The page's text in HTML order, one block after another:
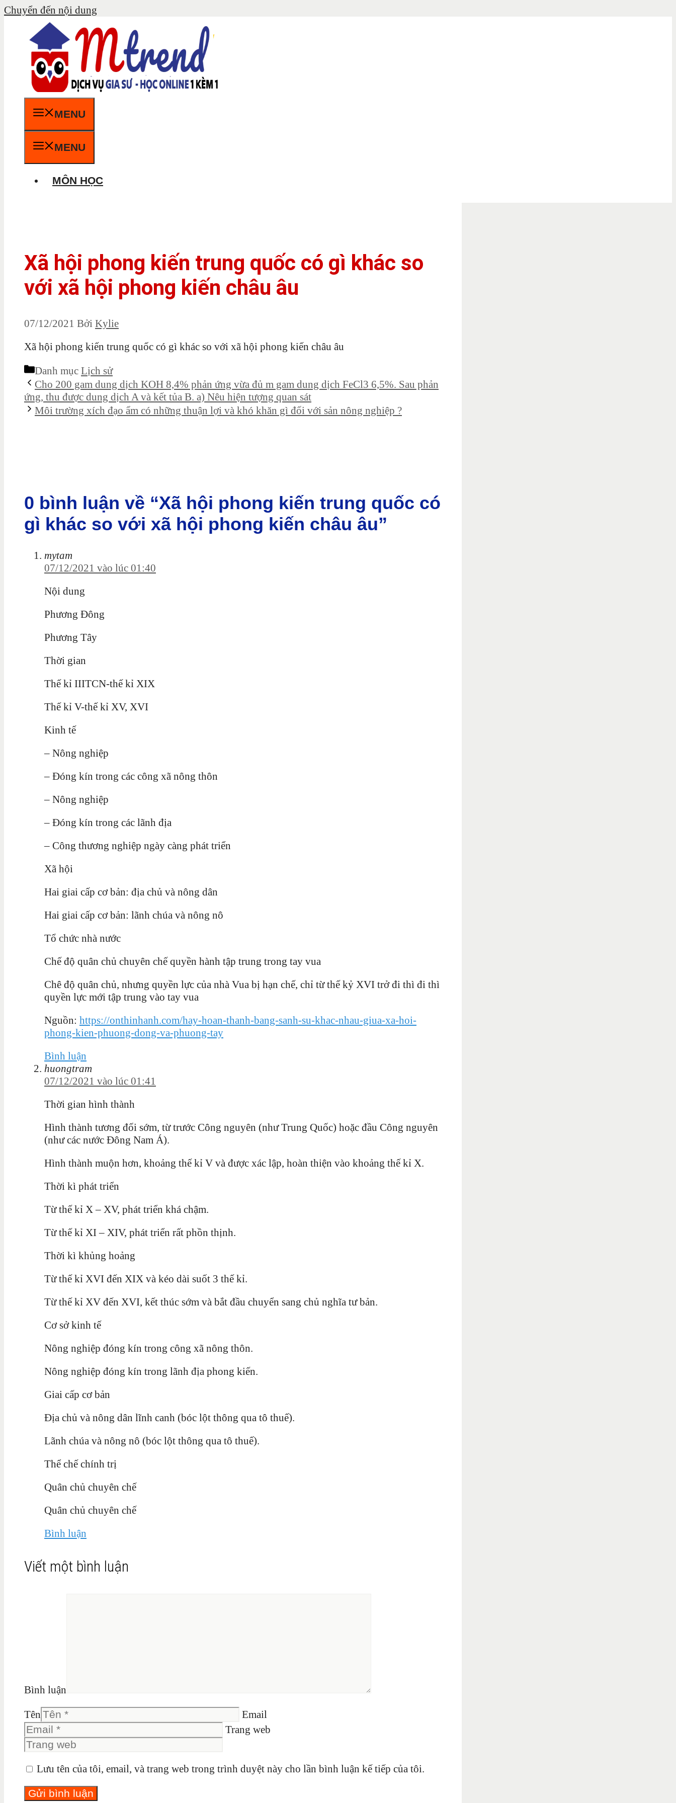
Chuyển đến nội dung
MENU
MENU
MÔN HỌC
Xã hội phong kiến trung quốc có gì khác so
với xã hội phong kiến châu âu
07/12/2021 Bởi Kylie
Xã hội phong kiến trung quốc có gì khác so với xã hội phong kiến châu âu
Danh mục Lịch sử
Cho 200 gam dung dịch KOH 8,4% phản ứng vừa đủ m gam dung dịch FeCl3 6,5%. Sau phản
ứng, thu được dung dịch A và kết tủa B. a) Nêu hiện tượng quan sát
Môi trường xích đạo ẩm có những thuận lợi và khó khăn gì đối với sản nông nghiệp ?
0 bình luận về “Xã hội phong kiến trung quốc có
gì khác so với xã hội phong kiến châu âu”
mytam
07/12/2021 vào lúc 01:40
Nội dung
Phương Đông
Phương Tây
Thời gian
Thế kỉ IIITCN-thế kỉ XIX
Thế kỉ V-thế kỉ XV, XVI
Kinh tế
– Nông nghiệp
– Đóng kín trong các công xã nông thôn
– Nông nghiệp
– Đóng kín trong các lãnh địa
– Công thương nghiệp ngày càng phát triển
Xã hội
Hai giai cấp cơ bản: địa chủ và nông dân
Hai giai cấp cơ bản: lãnh chúa và nông nô
Tổ chức nhà nước
Chế độ quân chủ chuyên chế quyền hành tập trung trong tay vua
Chê độ quân chủ, nhưng quyền lực của nhà Vua bị hạn chế, chỉ từ thế kỷ XVI trở đi thì đi thì
quyền lực mới tập trung vào tay vua
Nguồn: https://onthinhanh.com/hay-hoan-thanh-bang-sanh-su-khac-nhau-giua-xa-hoi-
phong-kien-phuong-dong-va-phuong-tay
Bình luận
huongtram
07/12/2021 vào lúc 01:41
Thời gian hình thành
Hình thành tương đối sớm, từ trước Công nguyên (như Trung Quốc) hoặc đầu Công nguyên
(như các nước Đông Nam Á).
Hình thành muộn hơn, khoảng thế kỉ V và được xác lập, hoàn thiện vào khoảng thế kỉ X.
Thời kì phát triển
Từ thế kỉ X – XV, phát triển khá chậm.
Từ thế kỉ XI – XIV, phát triển rất phồn thịnh.
Thời kì khủng hoảng
Từ thế kỉ XVI đến XIX và kéo dài suốt 3 thế kỉ.
Từ thế kỉ XV đến XVI, kết thúc sớm và bắt đầu chuyển sang chủ nghĩa tư bản.
Cơ sở kinh tế
Nông nghiệp đóng kín trong công xã nông thôn.
Nông nghiệp đóng kín trong lãnh địa phong kiến.
Giai cấp cơ bản
Địa chủ và nông dân lĩnh canh (bóc lột thông qua tô thuế).
Lãnh chúa và nông nô (bóc lột thông qua tô thuế).
Thể chế chính trị
Quân chủ chuyên chế
Quân chủ chuyên chế
Bình luận
Viết một bình luận
Bình luận
Tên
Email
Trang web
Lưu tên của tôi, email, và trang web trong trình duyệt này cho lần bình luận kế tiếp của tôi.